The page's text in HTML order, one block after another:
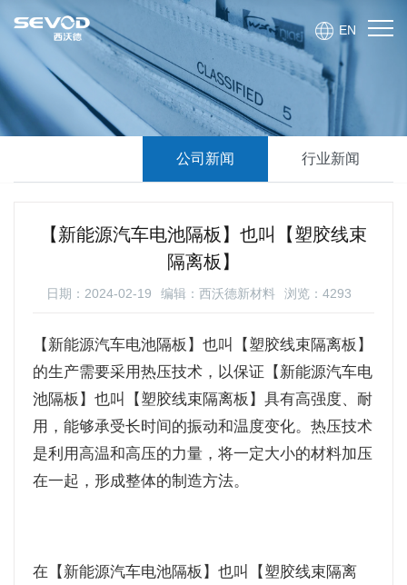
EN
公司新闻 行业新闻
【新能源汽车电池隔板】也叫【塑胶线束
隔离板】
日期：2024-02-19 编辑：西沃德新材料 浏览：4293
【新能源汽车电池隔板】也叫【塑胶线束隔离板】
的生产需要采用热压技术，以保证【新能源汽车电
池隔板】也叫【塑胶线束隔离板】具有高强度、耐
用，能够承受长时间的振动和温度变化。热压技术
是利用高温和高压的力量，将一定大小的材料加压
在一起，形成整体的制造方法。
在【新能源汽车电池隔板】也叫【塑胶线束隔离